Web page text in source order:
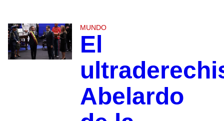
MUNDO
El
Abelardo